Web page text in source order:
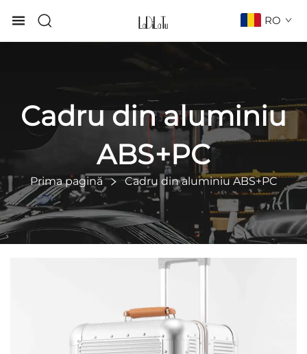
RO
Cadru din aluminiu
ABS+PC
Prima pagină Cadru din aluminiu ABS+PC